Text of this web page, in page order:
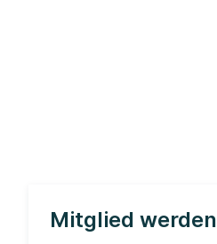
Mitglied werden